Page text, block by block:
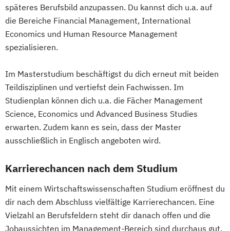
späteres Berufsbild anzupassen. Du kannst dich u.a. auf
die Bereiche Financial Management, International
Economics und Human Resource Management
spezialisieren.
Im Masterstudium beschäftigst du dich erneut mit beiden
Teildisziplinen und vertiefst dein Fachwissen. Im
Studienplan können dich u.a. die Fächer Management
Science, Economics und Advanced Business Studies
erwarten. Zudem kann es sein, dass der Master
ausschließlich in Englisch angeboten wird.
Karrierechancen nach dem Studium
Mit einem Wirtschaftswissenschaften Studium eröffnest du
dir nach dem Abschluss vielfältige Karrierechancen. Eine
Vielzahl an Berufsfeldern steht dir danach offen und die
Jobaussichten im Management-Bereich sind durchaus gut.